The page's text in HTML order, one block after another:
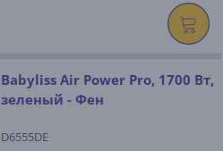
Babyliss Air Power Pro, 1700 Вт,
зеленый - Фен
D6555DE